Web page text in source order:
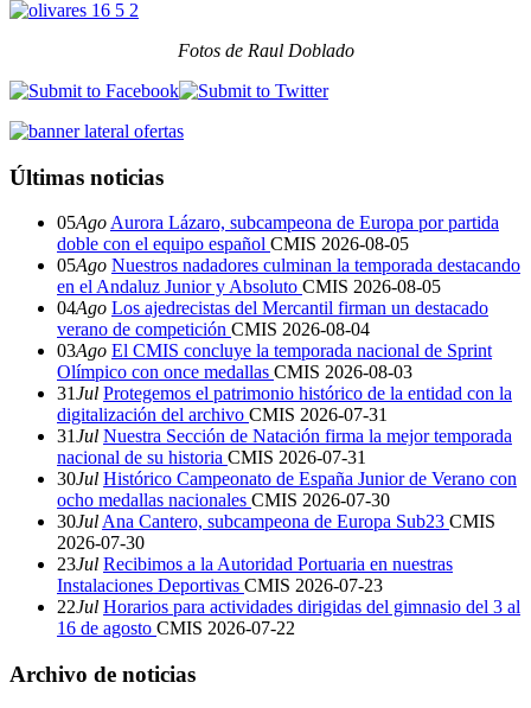
Fotos de Raul Doblado
Últimas noticias
05Ago Aurora Lázaro, subcampeona de Europa por partida
doble con el equipo español CMIS 2026-08-05
05Ago Nuestros nadadores culminan la temporada destacando
en el Andaluz Junior y Absoluto CMIS 2026-08-05
04Ago Los ajedrecistas del Mercantil firman un destacado
verano de competición CMIS 2026-08-04
03Ago El CMIS concluye la temporada nacional de Sprint
Olímpico con once medallas CMIS 2026-08-03
31Jul Protegemos el patrimonio histórico de la entidad con la
digitalización del archivo CMIS 2026-07-31
31Jul Nuestra Sección de Natación firma la mejor temporada
nacional de su historia CMIS 2026-07-31
30Jul Histórico Campeonato de España Junior de Verano con
ocho medallas nacionales CMIS 2026-07-30
30Jul Ana Cantero, subcampeona de Europa Sub23 CMIS
2026-07-30
23Jul Recibimos a la Autoridad Portuaria en nuestras
Instalaciones Deportivas CMIS 2026-07-23
22Jul Horarios para actividades dirigidas del gimnasio del 3 al
16 de agosto CMIS 2026-07-22
Archivo de noticias